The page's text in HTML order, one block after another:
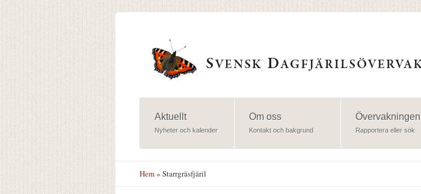
Aktuellt
Nyheter och kalender
Om oss
Kontakt och bakgrund
Övervakningen
Rapportera eller sök
Hem» Starrgräsfjäril